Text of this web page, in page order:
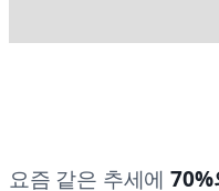
요즘 같은 추세에70%